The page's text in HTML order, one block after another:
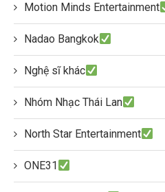
Motion Minds Entertainment
Nadao Bangkok
Nghệ sĩ khác
Nhóm Nhạc Thái Lan
North Star Entertainment
ONE31